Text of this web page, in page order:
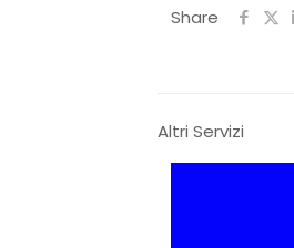
Share
Altri Servizi